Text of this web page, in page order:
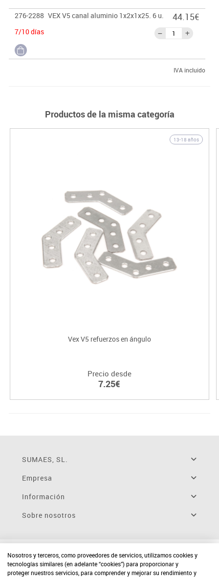
276-2288 VEX V5 canal aluminio 1x2x1x25. 6 u.
7/10 días
44.15€
IVA incluido
Productos de la misma categoría
13-18 años
Vex V5 refuerzos en ángulo
Precio desde
7.25€
SUMAES, SL.
Empresa
Información
Sobre nosotros
Nosotros y terceros, como proveedores de servicios, utilizamos cookies y
tecnologías similares (en adelante “cookies”) para proporcionar y
proteger nuestros servicios, para comprender y mejorar su rendimiento y